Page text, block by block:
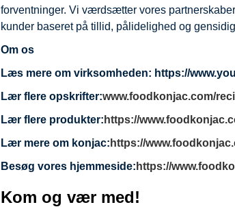
forventninger. Vi værdsætter vores
kunder baseret på tillid, pålidelighed og
Om os
Læs mere om virksomheden: https://
Lær flere opskrifter:www.foodkonjac.com/
Lær flere produkter: https://
Lær mere om konjac: https://
Besøg vores hjemmeside: https://
Kom og vær med!